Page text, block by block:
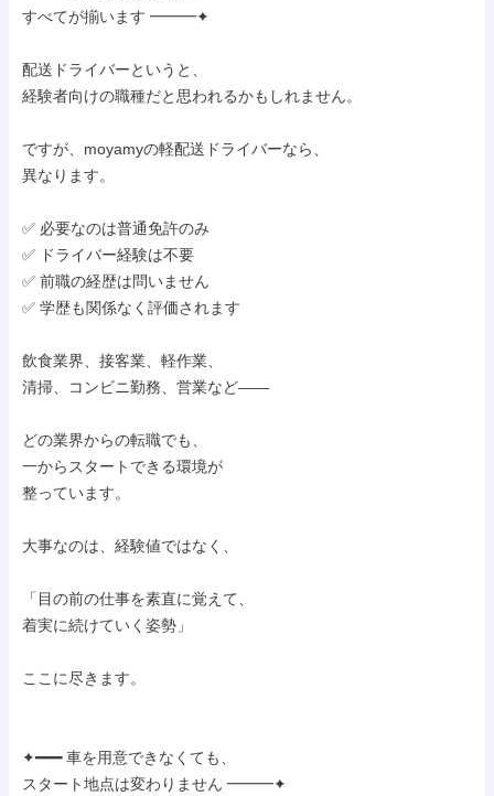
すべてが揃います ━━━✦
配送ドライバーというと、
経験者向けの職種だと思われるかもしれません。
ですが、moyamyの軽配送ドライバーなら、
異なります。
✅ 必要なのは普通免許のみ
✅ ドライバー経験は不要
✅ 前職の経歴は問いません
✅ 学歴も関係なく評価されます
飲食業界、接客業、軽作業、
清掃、コンビニ勤務、営業など——
どの業界からの転職でも、
一からスタートできる環境が
整っています。
大事なのは、経験値ではなく、
「目の前の仕事を素直に覚えて、
着実に続けていく姿勢」
ここに尽きます。
✦━━━ 車を用意できなくても、
スタート地点は変わりません ━━━✦